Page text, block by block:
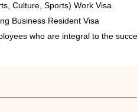
Culture, Sports) Work Visa
Business Resident Visa
who are integral to the